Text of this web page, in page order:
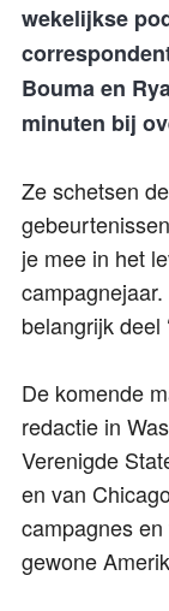
wekelijkse
Bouma en
minuten bij
Ze schetsen
je mee in het
belangrijk deel
De komende
redactie in
Verenigde
en van
campagnes
gewone